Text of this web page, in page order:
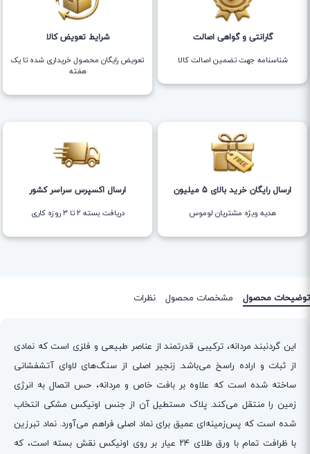
گارانتی و گواهی اصالت
شناسنامه جهت تضمین اصالت کالا
شرایط تعویض کالا
تعویض رایگان محصول خریداری شده تا یک
هفته
ارسال رایگان خرید بالای 5 میلیون
هدیه ویژه مشتریان لوموس
ارسال اکسپرس سراسر کشور
دریافت بسته ۲ تا ۳ روزه کاری
توضیحات محصول مشخصات محصول نظرات
این گردنبند مردانه، ترکیبی قدرتمند از عناصر طبیعی و فلزی است که نمادی
از ثبات و اراده راسخ می‌باشد. زنجیر اصلی از سنگ‌های لاوای آتشفشانی
ساخته شده است که علاوه بر بافت خاص و مردانه، حس اتصال به انرژی
زمین را منتقل می‌کند. پلاک مستطیل آن از جنس اونیکس مشکی انتخاب
شده است که پس‌زمینه‌ای عمیق برای نماد اصلی فراهم می‌آورد. نماد تبرزین
با ظرافت تمام با ورق طلای ۲۴ عیار بر روی اونیکس نقش بسته است، که